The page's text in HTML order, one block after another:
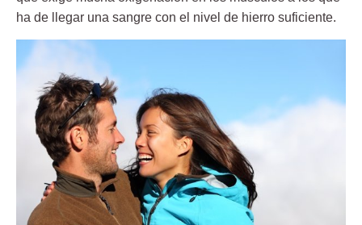
ha de llegar una sangre con el nivel de hierro suficiente.